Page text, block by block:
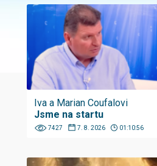
Iva a Marian Coufalovi
Jsme na startu
7427 7. 8. 2026 01:10:56